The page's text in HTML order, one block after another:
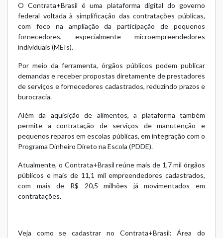
O Contrata+Brasil é uma plataforma digital do governo
federal voltada à simplificação das contratações públicas,
com foco na ampliação da participação de pequenos
fornecedores, especialmente microempreendedores
individuais (MEIs).
Por meio da ferramenta, órgãos públicos podem publicar
demandas e receber propostas diretamente de prestadores
de serviços e fornecedores cadastrados, reduzindo prazos e
burocracia.
Além da aquisição de alimentos, a plataforma também
permite a contratação de serviços de manutenção e
pequenos reparos em escolas públicas, em integração com o
Programa Dinheiro Direto na Escola (PDDE).
Atualmente, o Contrata+Brasil reúne mais de 1,7 mil órgãos
públicos e mais de 11,1 mil empreendedores cadastrados,
com mais de R$ 20,5 milhões já movimentados em
contratações.
Veja como se cadastrar no Contrata+Brasil:Área do